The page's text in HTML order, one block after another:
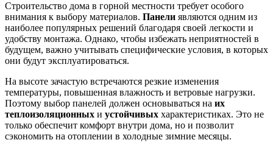
Строительство дома в горной местности требует особого
внимания к выбору материалов. Панели являются одним из
наиболее популярных решений благодаря своей легкости и
удобству монтажа. Однако, чтобы избежать неприятностей в
будущем, важно учитывать специфические условия, в которых
они будут эксплуатироваться.
На высоте зачастую встречаются резкие изменения
температуры, повышенная влажность и ветровые нагрузки.
Поэтому выбор панелей должен основываться на их
теплоизоляционных и устойчивых характеристиках. Это не
только обеспечит комфорт внутри дома, но и позволит
сэкономить на отоплении в холодные зимние месяцы.